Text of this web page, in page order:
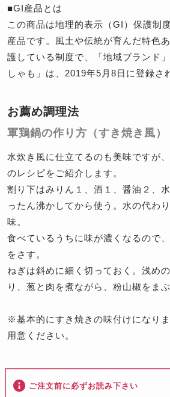
■GI産品とは
この商品は地理的表示（GI）保護制
産品です。風土や伝統が育んだ特色
護している制度で、「地域ブランド
しゃも」は、2019年5月8日に登録さ
お薦め調理法
軍鶏鍋の作り方（すき焼き風）
水炊き風に仕立てるのも美味ですが
のレシピをご紹介します。
割り下はみりん１、酒１、醤油２、
ったん沸かしてから使う。水の代わ
味。
食べているうちに味が濃くなるので
をさす。
ねぎは斜めに細く切っておく。浅め
り、葱と肉を煮ながら、粉山椒をま
※基本的にすき焼きの味付けになり
用意ください。
ご注文前に必ずお読み下さい